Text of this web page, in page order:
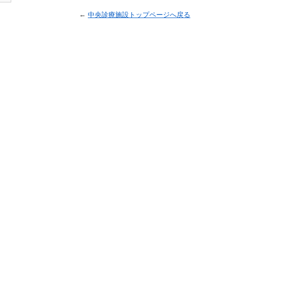
← 中央診療施設トップページへ戻る